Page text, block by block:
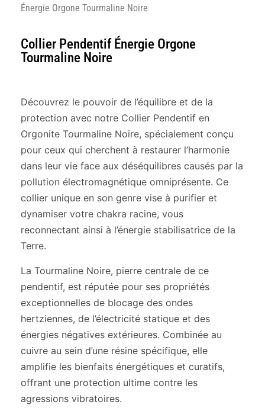
Énergie Orgone Tourmaline Noire
Collier Pendentif Énergie Orgone
Tourmaline Noire
Découvrez le pouvoir de l’équilibre et de la
protection avec notre Collier Pendentif en
Orgonite Tourmaline Noire, spécialement conçu
pour ceux qui cherchent à restaurer l’harmonie
dans leur vie face aux déséquilibres causés par la
pollution électromagnétique omniprésente. Ce
collier unique en son genre vise à purifier et
dynamiser votre chakra racine, vous
reconnectant ainsi à l’énergie stabilisatrice de la
Terre.
La Tourmaline Noire, pierre centrale de ce
pendentif, est réputée pour ses propriétés
exceptionnelles de blocage des ondes
hertziennes, de l’électricité statique et des
énergies négatives extérieures. Combinée au
cuivre au sein d’une résine spécifique, elle
amplifie les bienfaits énergétiques et curatifs,
offrant une protection ultime contre les
agressions vibratoires.